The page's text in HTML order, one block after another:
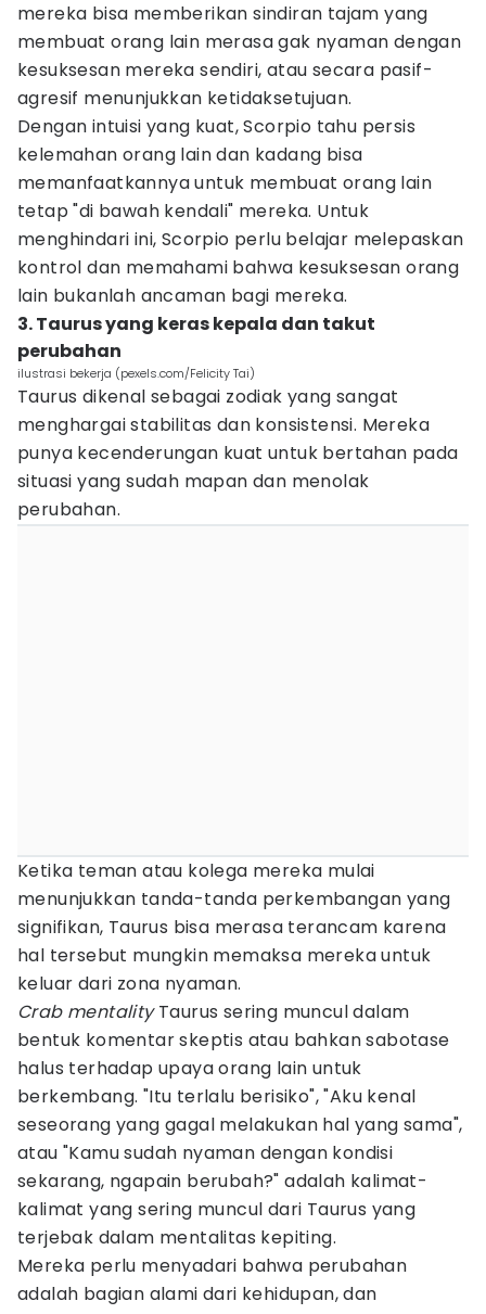
mereka bisa memberikan sindiran tajam yang
membuat orang lain merasa gak nyaman dengan
kesuksesan mereka sendiri, atau secara pasif-
agresif menunjukkan ketidaksetujuan.
Dengan intuisi yang kuat, Scorpio tahu persis
kelemahan orang lain dan kadang bisa
memanfaatkannya untuk membuat orang lain
tetap "di bawah kendali" mereka. Untuk
menghindari ini, Scorpio perlu belajar melepaskan
kontrol dan memahami bahwa kesuksesan orang
lain bukanlah ancaman bagi mereka.
3. Taurus yang keras kepala dan takut
perubahan
ilustrasi bekerja (pexels.com/Felicity Tai)
Taurus dikenal sebagai zodiak yang sangat
menghargai stabilitas dan konsistensi. Mereka
punya kecenderungan kuat untuk bertahan pada
situasi yang sudah mapan dan menolak
perubahan.
Ketika teman atau kolega mereka mulai
menunjukkan tanda-tanda perkembangan yang
signifikan, Taurus bisa merasa terancam karena
hal tersebut mungkin memaksa mereka untuk
keluar dari zona nyaman.
Crab mentalityTaurus sering muncul dalam
bentuk komentar skeptis atau bahkan sabotase
halus terhadap upaya orang lain untuk
berkembang. "Itu terlalu berisiko", "Aku kenal
seseorang yang gagal melakukan hal yang sama",
atau "Kamu sudah nyaman dengan kondisi
sekarang, ngapain berubah?" adalah kalimat-
kalimat yang sering muncul dari Taurus yang
terjebak dalam mentalitas kepiting.
Mereka perlu menyadari bahwa perubahan
adalah bagian alami dari kehidupan, dan